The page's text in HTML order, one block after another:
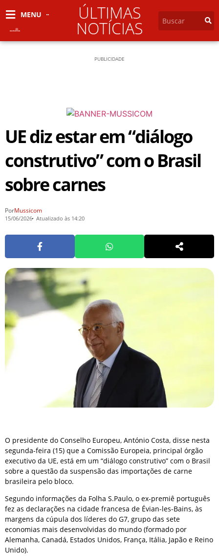
MENU ÚLTIMAS
NOTÍCIAS
PUBLICIDADE
UE diz estar em “diálogo
construtivo” com o Brasil
sobre carnes
PorMussicom
15/06/2026 Atualizado às 14:20
O presidente do Conselho Europeu, António Costa, disse nesta
segunda-feira (15) que a Comissão Europeia, principal órgão
executivo da UE, está em um “diálogo construtivo” com o Brasil
sobre a questão da suspensão das importações de carne
brasileira pelo bloco.
Segundo informações da Folha S.Paulo, o ex-premiê português
fez as declarações na cidade francesa de Évian-les-Bains, às
margens da cúpula dos líderes do G7, grupo das sete
economias mais desenvolvidas do mundo (formado por
Alemanha, Canadá, Estados Unidos, França, Itália, Japão e Reino
Unido).